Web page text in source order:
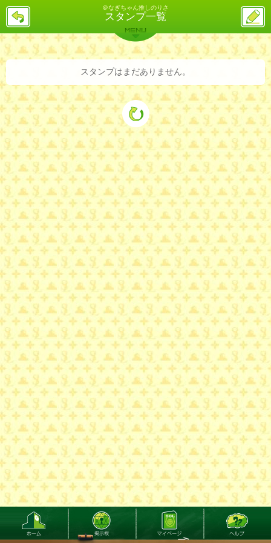
＠なぎちゃん推しのりさ
スタンプ一覧
戻
ス
投
稿
バックナンバー 詳細検索 ランキング
MENU
スタンプはまだありません。